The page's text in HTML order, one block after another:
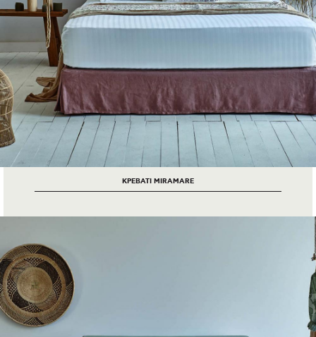
ΚΡΕΒΑΤΙ MIRAMARE